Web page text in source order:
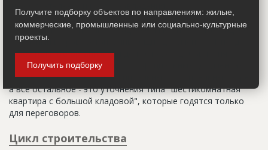
Настоящим строительным адресом можно считать адрес,
указанный в правоустанавливающих документах. Иногда
строительные организации делают свои добавления
(например, вторая очередь). В официальных документах
должен присутствовать официальный строительный адрес,
а все остальное - это уточнения типа "шестикомнатная
квартира с большой кладовой", которые годятся только
для переговоров.
Цикл строительства
Получите подборку объектов по направлениям: жилые,
коммерческие, промышленные или социально-культурные
проекты.
Получить подборку